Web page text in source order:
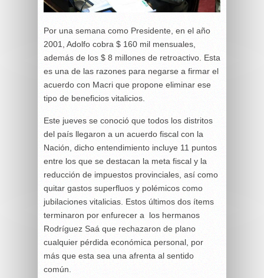
Por una semana como Presidente, en el año
2001, Adolfo cobra $ 160 mil mensuales,
además de los $ 8 millones de retroactivo. Esta
es una de las razones para negarse a firmar el
acuerdo con Macri que propone eliminar ese
tipo de beneficios vitalicios.
Este jueves se conoció que todos los distritos
del país llegaron a un acuerdo fiscal con la
Nación, dicho entendimiento incluye 11 puntos
entre los que se destacan la meta fiscal y la
reducción de impuestos provinciales, así como
quitar gastos superfluos y polémicos como
jubilaciones vitalicias. Estos últimos dos ítems
terminaron por enfurecer a los hermanos
Rodríguez Saá que rechazaron de plano
cualquier pérdida económica personal, por
más que esta sea una afrenta al sentido
común.